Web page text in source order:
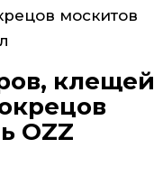
москитов
клещей
OZZ